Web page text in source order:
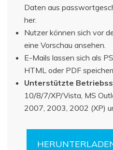
Daten aus
her.
Nutzer können sich vor
eine Vorschau ansehen.
E-Mails lassen sich als
HTML oder PDF
Unterstützte
10/8/7/XP/Vista, MS
2007, 2003, 2002 (XP)